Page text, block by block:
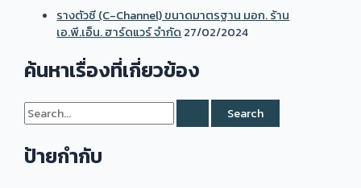
รางตัวซี (C-Channel) ขนาดมาตรฐาน มอก. ร้าน
เอ.พี.เอ็น. ฮาร์ดแวร์ จำกัด 27/02/2024
ค้นหาเรื่องที่เกี่ยวข้อง
S
a
ป้ายกำกับ